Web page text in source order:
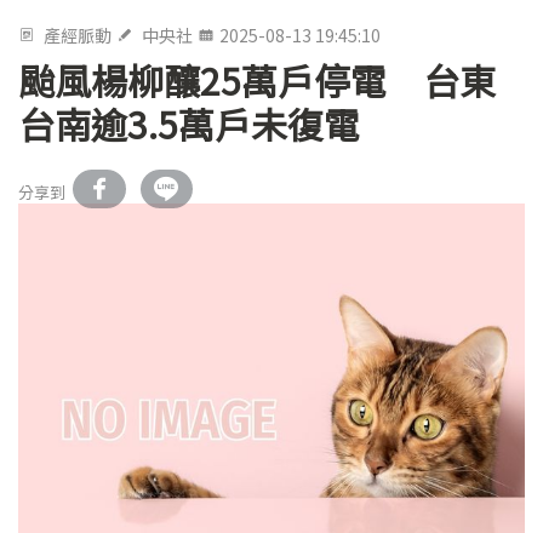
產經脈動 中央社 2025-08-13 19:45:10
颱風楊柳釀25萬戶停電 台東
台南逾3.5萬戶未復電
分享到